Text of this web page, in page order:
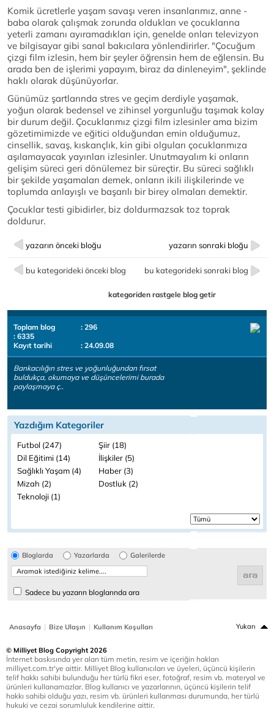
Komik ücretlerle yaşam savaşı veren insanlarımız, anne -
baba olarak çalışmak zorunda oldukları ve çocuklarına
yeterli zamanı ayıramadıkları için, genelde onları televizyon
ve bilgisayar gibi sanal bakıcılara yönlendirirler. "Çocuğum
çizgi film izlesin, hem bir şeyler öğrensin hem de eğlensin. Bu
arada ben de işlerimi yapayım, biraz da dinleneyim", şeklinde
haklı olarak düşünüyorlar.
Günümüz şartlarında stres ve geçim derdiyle yaşamak,
yoğun olarak bedensel ve zihinsel yorgunluğu taşımak kolay
bir durum değil. Çocuklarımız çizgi film izlesinler ama bizim
gözetimimizde ve eğitici olduğundan emin olduğumuz,
cinsellik, savaş, kıskançlık, kin gibi olguları çocuklarımıza
aşılamayacak yayınları izlesinler. Unutmayalım ki onların
gelişim süreci geri dönülemez bir süreçtir. Bu süreci sağlıklı
bir şekilde yaşamaları demek, onların ikili ilişkilerinde ve
toplumda anlayışlı ve başarılı bir birey olmaları demektir.
Çocuklar testi gibidirler, biz doldurmazsak toz toprak
doldurur.
yazarın önceki bloğu yazarın sonraki bloğu
bu kategorideki önceki blog bu kategorideki sonraki blog
kategoriden rastgele blog getir
Toplam blog
: 296
: 6335
Kayıt tarihi
: 24.09.08
Bankacılığın stres ve yoğunluğundan fırsat
buldukça, okumaya ve düşüncelerimi burada
paylaşmaya ç..
Yazdığım Kategoriler
Futbol (247)
Şiir (18)
Dil Eğitimi (14)
İlişkiler (5)
Sağlıklı Yaşam (4)
Haber (3)
Mizah (2)
Dostluk (2)
Teknoloji (1)
Bloglarda Yazarlarda Galerilerde
Sadece bu yazarın bloglarında ara
Anasayfa | Bize Ulaşın | Kullanım Koşulları Yukarı
© Milliyet Blog Copyright 2026
İnternet baskısında yer alan tüm metin, resim ve içeriğin hakları
milliyet.com.tr'ye aittir. Milliyet Blog kullanıcıları ve üyeleri, üçüncü kişilerin
telif hakkı sahibi bulunduğu her türlü fikri eser, fotoğraf, resim vb. materyal ve
ürünleri kullanamazlar. Blog kullanıcı ve yazarlarının, üçüncü kişilerin telif
hakkı sahibi olduğu yazı, resim vb. ürünleri kullanması durumunda, her türlü
hukuki ve cezai sorumluluk kendilerine aittir.